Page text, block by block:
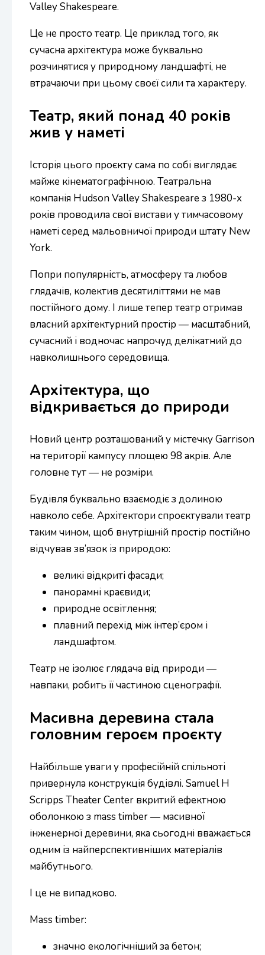
Valley Shakespeare.
Це не просто театр. Це приклад того, як
сучасна архітектура може буквально
розчинятися у природному ландшафті, не
втрачаючи при цьому своєї сили та характеру.
Театр, який понад 40 років
жив у наметі
Історія цього проєкту сама по собі виглядає
майже кінематографічною. Театральна
компанія Hudson Valley Shakespeare з 1980-х
років проводила свої вистави у тимчасовому
наметі серед мальовничої природи штату New
York.
Попри популярність, атмосферу та любов
глядачів, колектив десятиліттями не мав
постійного дому. І лише тепер театр отримав
власний архітектурний простір — масштабний,
сучасний і водночас напрочуд делікатний до
навколишнього середовища.
Архітектура, що
відкривається до природи
Новий центр розташований у містечку Garrison
на території кампусу площею 98 акрів. Але
головне тут — не розміри.
Будівля буквально взаємодіє з долиною
навколо себе. Архітектори спроєктували театр
таким чином, щоб внутрішній простір постійно
відчував зв’язок із природою:
великі відкриті фасади;
панорамні краєвиди;
природне освітлення;
плавний перехід між інтер’єром і
ландшафтом.
Театр не ізолює глядача від природи —
навпаки, робить її частиною сценографії.
Масивна деревина стала
головним героєм проєкту
Найбільше уваги у професійній спільноті
привернула конструкція будівлі. Samuel H
Scripps Theater Center вкритий ефектною
оболонкою з mass timber — масивної
інженерної деревини, яка сьогодні вважається
одним із найперспективніших матеріалів
майбутнього.
І це не випадково.
Mass timber:
значно екологічніший за бетон;